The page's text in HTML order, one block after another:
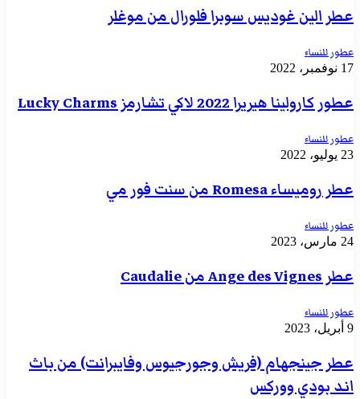
عطر الين غوديس سوبرا فلورال من موغلر
عطور للنساء
17 نوفمبر، 2022
عطور كارولينا هيريرا 2022 لاكي تشارمز Lucky Charms
عطور للنساء
23 يوليو، 2022
عطر روميساء Romesa من سنت فور مي
عطور للنساء
24 مارس، 2023
عطر Ange des Vignes من Caudalie
عطور للنساء
9 أبريل، 2023
عطر جينجهام (فريش وجورجيوس وفايبرانت) من باث
اند بودي ووركس